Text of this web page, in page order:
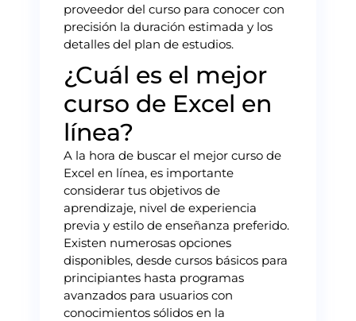
proveedor del curso para conocer con
precisión la duración estimada y los
detalles del plan de estudios.
¿Cuál es el mejor
curso de Excel en
línea?
A la hora de buscar el mejor curso de
Excel en línea, es importante
considerar tus objetivos de
aprendizaje, nivel de experiencia
previa y estilo de enseñanza preferido.
Existen numerosas opciones
disponibles, desde cursos básicos para
principiantes hasta programas
avanzados para usuarios con
conocimientos sólidos en la